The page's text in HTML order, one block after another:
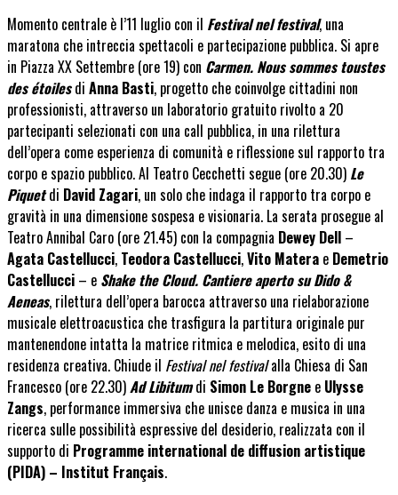
Momento centrale è l’11 luglio con il Festival nel festival, una
maratona che intreccia spettacoli e partecipazione pubblica. Si apre
in Piazza XX Settembre (ore 19) con Carmen. Nous sommes toustes
des étoilesdi Anna Basti, progetto che coinvolge cittadini non
professionisti, attraverso un laboratorio gratuito rivolto a 20
partecipanti selezionati con una call pubblica, in una rilettura
dell’opera come esperienza di comunità e riflessione sul rapporto tra
corpo e spazio pubblico. Al Teatro Cecchetti segue (ore 20.30) Le
Piquetdi David Zagari, un solo che indaga il rapporto tra corpo e
gravità in una dimensione sospesa e visionaria. La serata prosegue al
Teatro Annibal Caro (ore 21.45) con la compagnia Dewey Dell –
Agata Castellucci, Teodora Castellucci,Vito Matera e Demetrio
Castellucci – e Shake the Cloud. Cantiere aperto su Dido &
Aeneas, rilettura dell’opera barocca attraverso una rielaborazione
musicale elettroacustica che trasfigura la partitura originale pur
mantenendone intatta la matrice ritmica e melodica, esito di una
residenza creativa. Chiude il Festival nel festivalalla Chiesa di San
Francesco (ore 22.30) Ad Libitum di Simon Le Borgne e Ulysse
Zangs, performance immersiva che unisce danza e musica in una
ricerca sulle possibilità espressive del desiderio, realizzata con il
supporto di Programme international de diffusion artistique
(PIDA) – Institut Français.